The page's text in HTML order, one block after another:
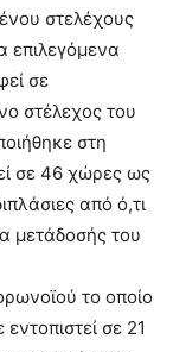
στελέχους
επιλεγόμενα
σε
στέλεχος του
στη
σε 46 χώρες ως
από ό,τι
μετάδοσής του
το οποίο
σε 21